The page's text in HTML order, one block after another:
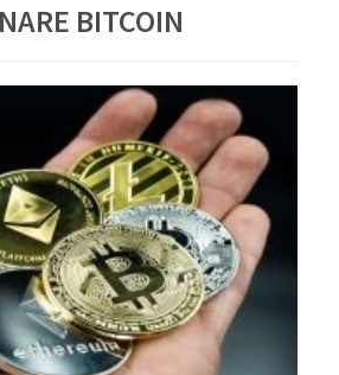
BITCOIN